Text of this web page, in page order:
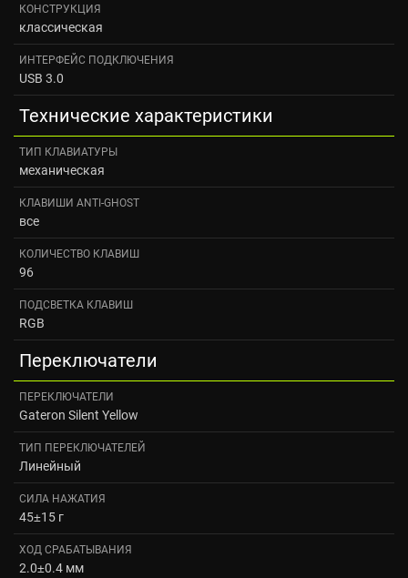
КОНСТРУКЦИЯ
классическая
ИНТЕРФЕЙС ПОДКЛЮЧЕНИЯ
USB 3.0
Технические характеристики
ТИП КЛАВИАТУРЫ
механическая
КЛАВИШИ ANTI-GHOST
все
КОЛИЧЕСТВО КЛАВИШ
96
ПОДСВЕТКА КЛАВИШ
RGB
Переключатели
ПЕРЕКЛЮЧАТЕЛИ
Gateron Silent Yellow
ТИП ПЕРЕКЛЮЧАТЕЛЕЙ
Линейный
СИЛА НАЖАТИЯ
45±15 г
ХОД СРАБАТЫВАНИЯ
2.0±0.4 мм